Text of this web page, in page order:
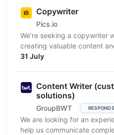
Copywriter
Pics.io
We’re seeking a copywriter
creating valuable content
31 July
Content Writer
solutions)
GroupBWT
We are looking for an
help us communicate